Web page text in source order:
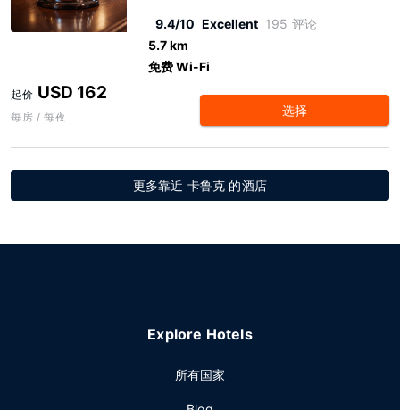
9.4/10 Excellent 195 评论
5.7 km
免费 Wi-Fi
起价 USD 162
每房 / 每夜 选择
更多靠近 卡鲁克 的酒店
Explore Hotels
所有国家